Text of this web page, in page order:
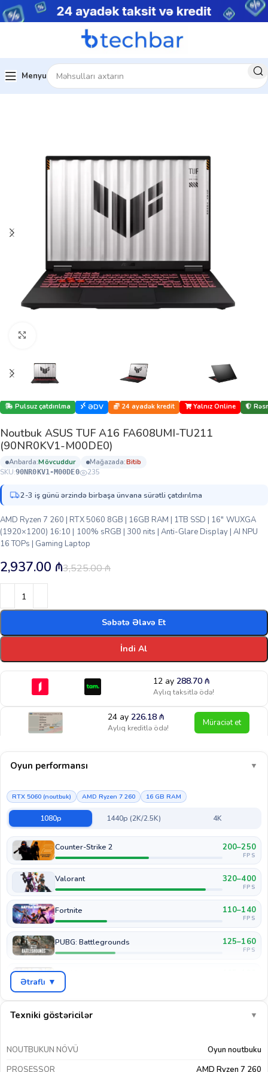
Menyu
Ev Noutbuklar Gaming Notebooklar
Pulsuz çatdırılma ƏDV 24 ayadək kredit Yalnız Online
Noutbuk ASUS TUF A16 FA608UMI-TU211
(90NR0KV1-M00DE0)
anbarda: mövcuddur mağazada:
bi̇ti̇b
SKU:90NR0KV1-M00DE0 235
2-3 iş günü ərzində birbaşa ünvana sürətli çatdırılma
AMD Ryzen 7 260 | RTX 5060 8GB | 16GB RAM | 1TB SSD | 16″ WUXGA
(1920×1200) 16:10 | 100% sRGB | 300 nits | Anti-Glare Display | AI NPU
16 TOPs | Gaming Laptop
3,525.00₼
2,937.00 ₼
Səbətə Əlavə Et
İndi Al
12 ay 288.70 ₼
Aylıq taksitlə ödə!
24 ay226.18₼
Aylıq kreditlə ödə! Müraciət et
Oyun performansı ▼
RTX 5060 (noutbuk) AMD Ryzen 7 260 16 GB RAM
1080p 1440p (2K/2.5K) 4K
Counter-Strike 2 200–250
FPS
Valorant 320–400
FPS
Fortnite 110–140
FPS
PUBG: Battlegrounds 125–160
FPS
GTA V
FPS
160–200
Ətraflı ▼
Texniki göstəricilər ▼
NOUTBUKUN NÖVÜ
Oyun noutbuku
PROSESSOR
AMD Ryzen 7 260